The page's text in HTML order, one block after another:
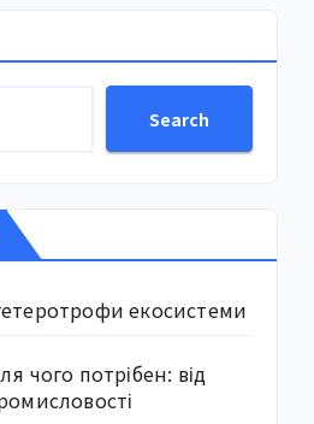
Search
екосистеми
чого потрібен: від